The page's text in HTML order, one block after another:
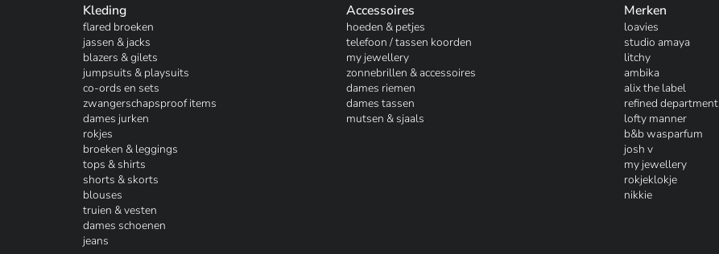
Kleding
flared broeken
jassen & jacks
blazers & gilets
jumpsuits & playsuits
co-ords en sets
zwangerschapsproof items
dames jurken
rokjes
broeken & leggings
tops & shirts
shorts & skorts
blouses
truien & vesten
dames schoenen
jeans
Accessoires
hoeden & petjes
telefoon / tassen koorden
my jewellery
zonnebrillen & accessoires
dames riemen
dames tassen
mutsen & sjaals
Merken
loavies
studio amaya
litchy
ambika
alix the label
refined department
lofty manner
b&b wasparfum
josh v
my jewellery
rokjeklokje
nikkie